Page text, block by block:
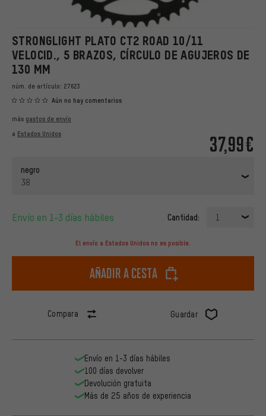
STRONGLIGHT PLATO CT2 ROAD 10/11
VELOCID., 5 BRAZOS, CÍRCULO DE AGUJEROS DE
130 MM
núm. de artículo: 27623
Aún no hay comentarios
37,99€
más gastos de envío
a Estados Unidos
negro
38
Envío en 1-3 días hábiles Cantidad: 1
El envío a Estados Unidos no es posible.
Añadir a cesta
Compara Guardar
Envío en 1-3 días hábiles
100 días devolver
Devolución gratuita
Más de 25 años de experiencia